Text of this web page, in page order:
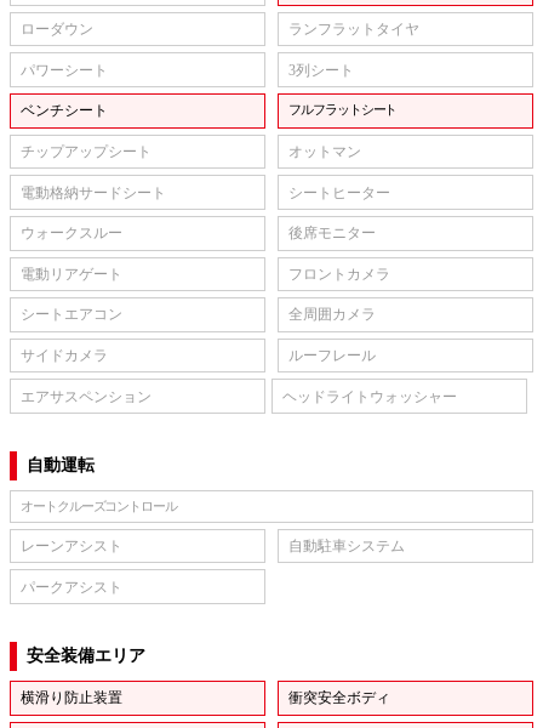
ローダウン ランフラットタイヤ
パワーシート 3列シート
ベンチシート フルフラットシート
チップアップシート オットマン
電動格納サードシート シートヒーター
ウォークスルー 後席モニター
電動リアゲート フロントカメラ
シートエアコン 全周囲カメラ
サイドカメラ ルーフレール
エアサスペンション ヘッドライトウォッシャー
自動運転
オートクルーズコントロール
レーンアシスト 自動駐車システム
パークアシスト
安全装備エリア
横滑り防止装置 衝突安全ボディ